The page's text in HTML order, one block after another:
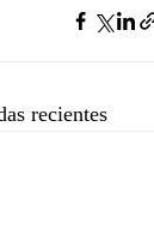
recientes